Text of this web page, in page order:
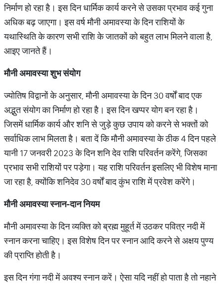
निर्माण हो रहा है। इस दिन धार्मिक कार्य करने से उसका प्रभाव कई गुना
अधिक बढ़ जाएगा। इस वर्ष मौनी अमावस्या के दिन राशियों के
यथास्थिति के कारण सभी राशि के जातकों को बहुत लाभ मिलने वाला है,
आइए जानते हैं।
मौनी अमावस्या शुभ संयोग
ज्योतिष विद्वानों के अनुसार, मौनी अमावस्या के दिन 30 वर्षों बाद एक
अद्भुत संयोग का निर्माण हो रहा है। इस दिन खप्पर योग बन रहा है।
जिसमें धार्मिक कार्य और शनि से जुड़े कुछ उपाय को करने से भक्तों को
सर्वाधिक लाभ मिलता है। बता दें कि मौनी अमावस्या के ठीक 4 दिन पहले
यानी 17 जनवरी 2023 के दिन शनि देव राशि परिवर्तन करेंगे, जिसका
प्रभाव सभी राशियों पर पड़ेगा। यह राशि परिवर्तन इसलिए भी विशेष माना
जा रहा है, क्योंकि शनिदेव 30 वर्षों बाद कुंभ राशि में प्रवेश करेंगे।
मौनी अमावस्या स्नान-दान नियम
मौनी अमावस्या के दिन व्यक्ति को ब्रह्म मुहूर्त में उठकर पवित्र नदी में
स्नान करना चाहिए। इस विशेष दिन पर स्नान आदि करने से अक्षय पुण्य
की प्राप्ति होती है।
इस दिन गंगा नदी में अवश्य स्नान करें। ऐसा यदि नहीं हो पाता है तो नहाने